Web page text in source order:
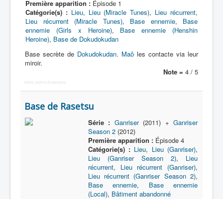
Première apparition : Épisode 1
Catégorie(s) : Lieu, Lieu (Miracle Tunes), Lieu récurrent,
Lieu récurrent (Miracle Tunes), Base ennemie, Base
ennemie (Girls x Heroine), Base ennemie (Henshin
Heroine), Base de Dokudokudan
Base secrète de Dokudokudan. Maô les contacte via leur
miroir.
Note = 4 / 5
More Joomla Extensions
Base de Rasetsu
Série : Ganriser(2011) + Ganriser
Season 2(2012)
Première apparition :Épisode 4
Catégorie(s) : Lieu, Lieu (Ganriser),
Lieu (Ganriser Season 2), Lieu
récurrent, Lieu récurrent (Ganriser),
Lieu récurrent (Ganriser Season 2),
Base ennemie, Base ennemie
(Local), Bâtiment abandonné